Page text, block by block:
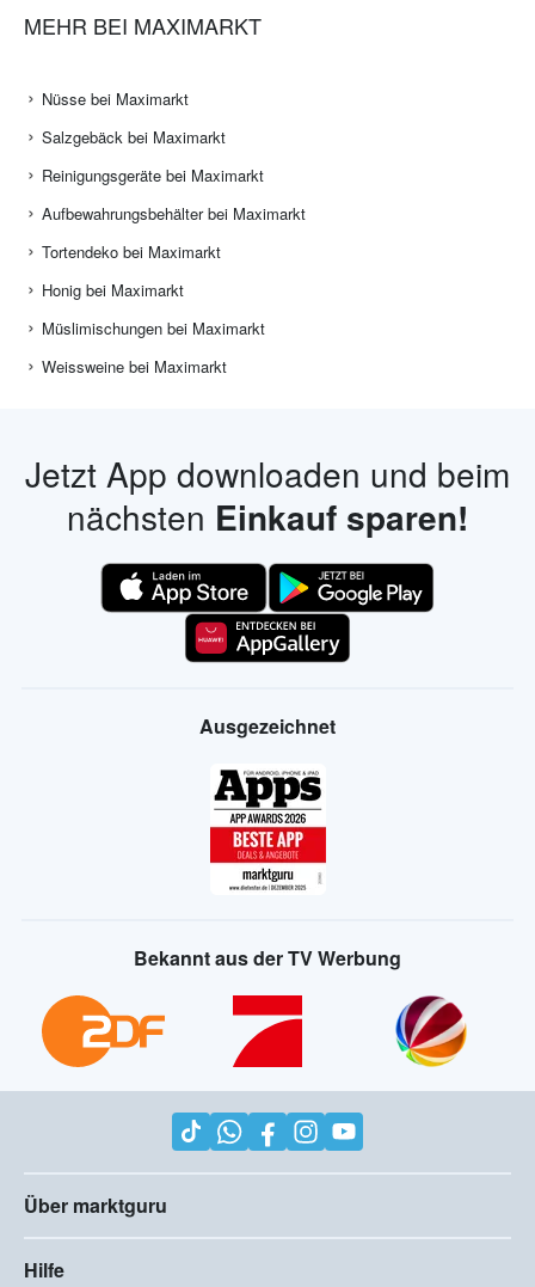
MEHR BEI MAXIMARKT
Nüsse bei Maximarkt
Salzgebäck bei Maximarkt
Reinigungsgeräte bei Maximarkt
Aufbewahrungsbehälter bei Maximarkt
Tortendeko bei Maximarkt
Honig bei Maximarkt
Müslimischungen bei Maximarkt
Weissweine bei Maximarkt
Jetzt App downloaden und beim
nächsten Einkauf sparen!
Ausgezeichnet
Bekannt aus der TV Werbung
Über marktguru
Hilfe